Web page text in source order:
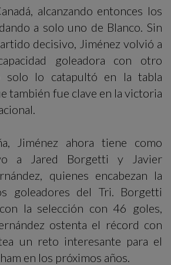
alcanzando entonces los
a solo uno de Blanco. Sin
decisivo, Jiménez volvió a
goleadora con otro
solo lo catapultó en la tabla
también fue clave en la victoria
Jiménez ahora tiene como
a Jared Borgetti y Javier
quienes encabezan la
goleadores del Tri. Borgetti
la selección con 46 goles,
ostenta el récord con
un reto interesante para el
en los próximos años.